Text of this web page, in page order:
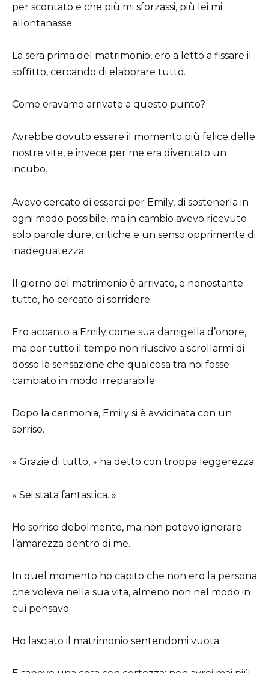
per scontato e che più mi sforzassi, più lei mi
allontanasse.
La sera prima del matrimonio, ero a letto a fissare il
soffitto, cercando di elaborare tutto.
Come eravamo arrivate a questo punto?
Avrebbe dovuto essere il momento più felice delle
nostre vite, e invece per me era diventato un
incubo.
Avevo cercato di esserci per Emily, di sostenerla in
ogni modo possibile, ma in cambio avevo ricevuto
solo parole dure, critiche e un senso opprimente di
inadeguatezza.
Il giorno del matrimonio è arrivato, e nonostante
tutto, ho cercato di sorridere.
Ero accanto a Emily come sua damigella d’onore,
ma per tutto il tempo non riuscivo a scrollarmi di
dosso la sensazione che qualcosa tra noi fosse
cambiato in modo irreparabile.
Dopo la cerimonia, Emily si è avvicinata con un
sorriso.
« Grazie di tutto, » ha detto con troppa leggerezza.
« Sei stata fantastica. »
Ho sorriso debolmente, ma non potevo ignorare
l’amarezza dentro di me.
In quel momento ho capito che non ero la persona
che voleva nella sua vita, almeno non nel modo in
cui pensavo.
Ho lasciato il matrimonio sentendomi vuota.